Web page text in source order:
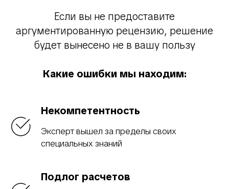
Если вы не предоставите
аргументированную рецензию, решение
будет вынесено не в вашу пользу
Какие ошибки мы находим:
Некомпетентность
Эксперт вышел за пределы своих
специальных знаний
Подлог расчетов